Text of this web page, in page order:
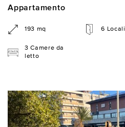
Appartamento
193 mq 6 Locali
3 Camere da
letto